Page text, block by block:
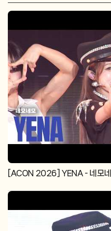
[ACON 2026] YENA - 네모